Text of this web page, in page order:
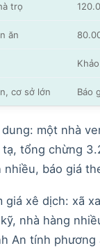
trọ
ăn
cơ sở lớn Báo
một nhà
tạ, tổng chừng
nhiều, báo giá
giá xê dịch: xã
nhà hàng
An tính